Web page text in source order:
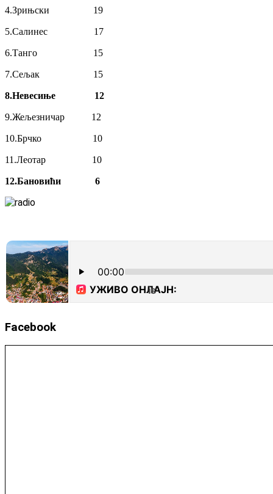
4.Зрињски 19
5.Салинес 17
6.Танго 15
7.Сељак 15
8.Невесиње 12
9.Жељезничар 12
10.Брчко 10
11.Леотар 10
12.Бановићи 6
Facebook